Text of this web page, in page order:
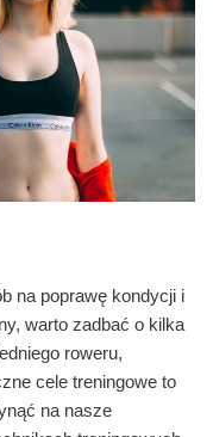
na poprawę kondycji i
warto zadbać o kilka
roweru,
cele treningowe to
na nasze